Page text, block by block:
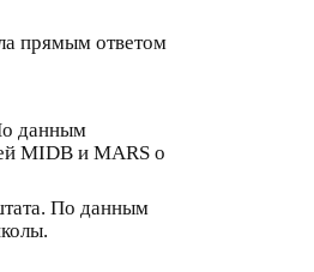
прямым ответом
данным
MIDB и MARS о
По данным